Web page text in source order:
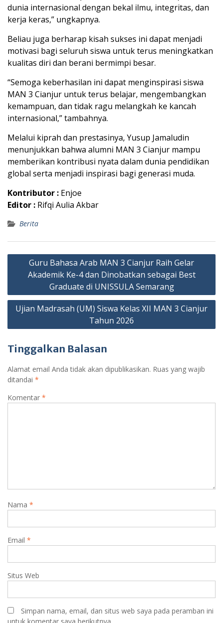
dunia internasional dengan bekal ilmu, integritas, dan
kerja keras,” ungkapnya.
Beliau juga berharap kisah sukses ini dapat menjadi
motivasi bagi seluruh siswa untuk terus meningkatkan
kualitas diri dan berani bermimpi besar.
“Semoga keberhasilan ini dapat menginspirasi siswa
MAN 3 Cianjur untuk terus belajar, mengembangkan
kemampuan, dan tidak ragu melangkah ke kancah
internasional,” tambahnya.
Melalui kiprah dan prestasinya, Yusup Jamaludin
menunjukkan bahwa alumni MAN 3 Cianjur mampu
memberikan kontribusi nyata dalam dunia pendidikan
global serta menjadi inspirasi bagi generasi muda.
Kontributor : Enjoe
Editor : Rifqi Aulia Akbar
Berita
Navigasi
Guru Bahasa Arab MAN 3 Cianjur Raih Gelar
Akademik Ke-4 dan Dinobatkan sebagai Best
Graduate di UNISSULA Semarang
Ujian Madrasah (UM) Siswa Kelas XII MAN 3 Cianjur
Tahun 2026
Tinggalkan Balasan
Alamat email Anda tidak akan dipublikasikan. Ruas yang wajib
ditandai *
Komentar *
Nama *
Email *
Situs Web
Simpan nama, email, dan situs web saya pada peramban ini
untuk komentar saya berikutnya.